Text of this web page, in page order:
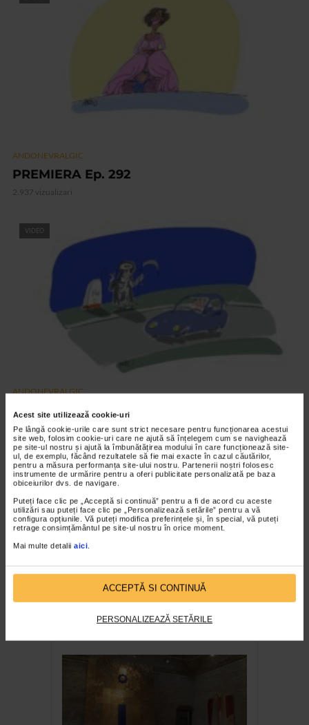
Acest site utilizează cookie-uri
Pe lângă cookie-urile care sunt strict necesare pentru funcționarea acestui
site web, folosim cookie-uri care ne ajută să înțelegem cum se navighează
pe site-ul nostru și ajută la îmbunătățirea modului în care funcționează site-
ul, de exemplu, făcând rezultatele să fie mai exacte în cazul căutărilor,
pentru a măsura performanța site-ului nostru. Partenerii noștri folosesc
instrumente de urmărire pentru a oferi publicitate personalizată pe baza
obiceiurilor dvs. de navigare.
Puteți face clic pe „Acceptă si continuă” pentru a fi de acord cu aceste
utilizări sau puteți face clic pe „Personalizează setările” pentru a vă
configura opțiunile. Vă puteți modifica preferințele și, în special, vă puteți
retrage consimțământul pe site-ul nostru în orice moment.
Mai multe detalii aici
ACCEPTĂ SI CONTINUĂ
PERSONALIZEAZĂ SETĂRILE
ANDONEVRALGIC
PREMIERA Ep. 292
2.937 vizualizari
VIDEO
ANDONEVRALGIC
AUTOSTOP Ep. 291
2.881 vizualizari
RECOMANDĂRI
Ana-Maria Rugescu –
expoziția Confesiuni textile